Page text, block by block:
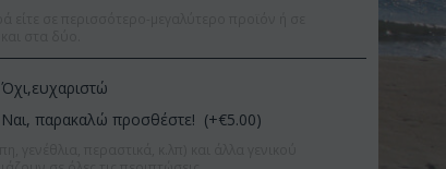
Όχι,ευχαριστώ
Ναι, παρακαλώ προσθέστε! (+€5.00)